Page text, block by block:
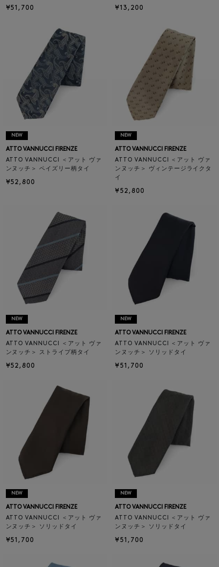
¥51,700 ¥13,200
NEW
ATTO VANNUCCI FIRENZE
ATTO VANNUCCI ＜アット ヴァ
ンヌッチ＞ ペイズリー柄タイ
¥52,800
NEW
ATTO VANNUCCI FIRENZE
ATTO VANNUCCI ＜アット ヴァ
ンヌッチ＞ ヴィンテージライクタ
イ
¥52,800
NEW
ATTO VANNUCCI FIRENZE
ATTO VANNUCCI ＜アット ヴァ
ンヌッチ＞ ストライプ柄タイ
¥52,800
NEW
ATTO VANNUCCI FIRENZE
ATTO VANNUCCI ＜アット ヴァ
ンヌッチ＞ ソリッドタイ
¥51,700
NEW
ATTO VANNUCCI FIRENZE
ATTO VANNUCCI ＜アット ヴァ
ンヌッチ＞ ソリッドタイ
¥51,700
NEW
ATTO VANNUCCI FIRENZE
ATTO VANNUCCI ＜アット ヴァ
ンヌッチ＞ ソリッドタイ
¥51,700